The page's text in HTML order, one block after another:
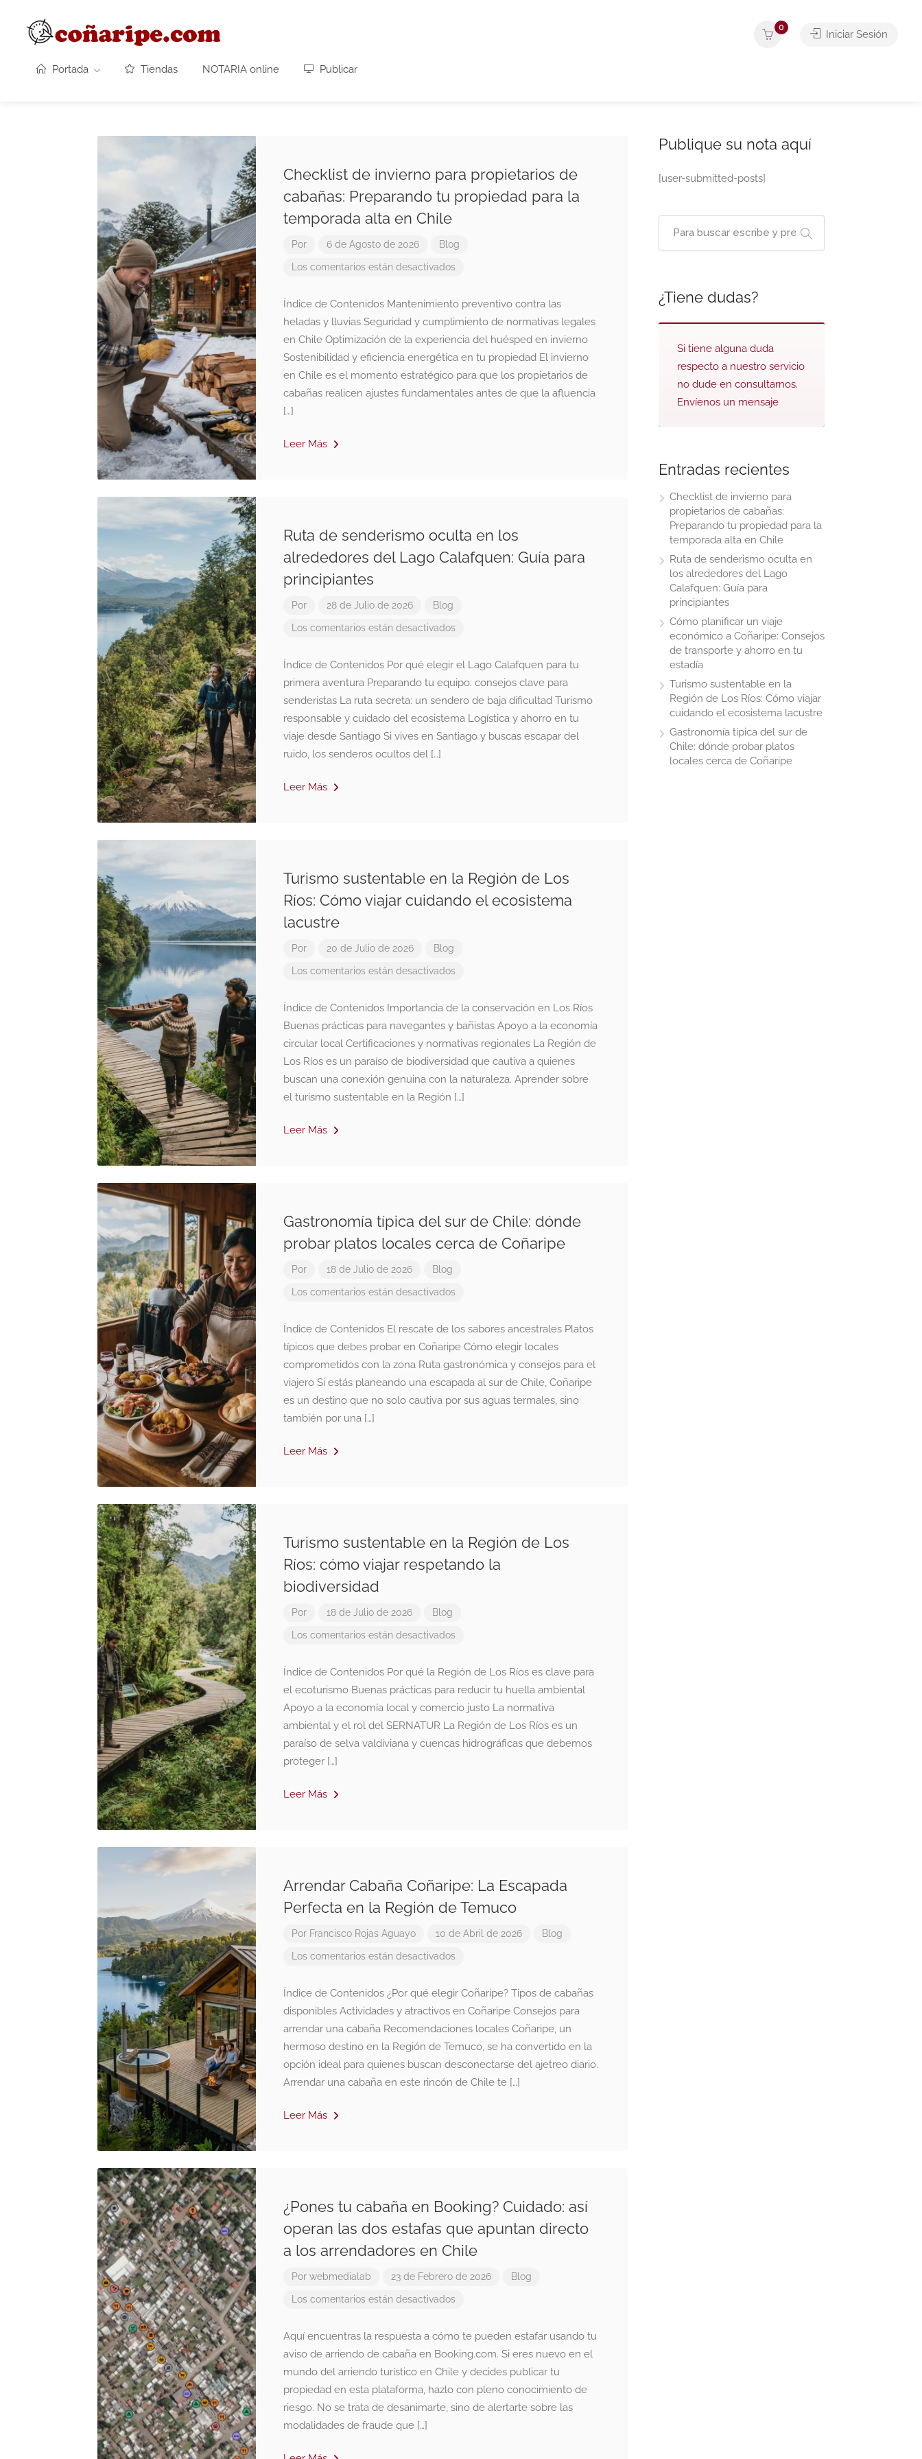
Portada Tiendas NOTARIA online Publicar
0
Iniciar Sesión
Checklist de invierno para propietarios de
cabañas: Preparando tu propiedad para la
temporada alta en Chile
Por 6 de Agosto de 2026 Blog
Los comentarios están desactivados
Índice de Contenidos Mantenimiento preventivo contra las
heladas y lluvias Seguridad y cumplimiento de normativas legales
en Chile Optimización de la experiencia del huésped en invierno
Sostenibilidad y eficiencia energética en tu propiedad El invierno
en Chile es el momento estratégico para que los propietarios de
cabañas realicen ajustes fundamentales antes de que la afluencia
[…]
Leer Más
Ruta de senderismo oculta en los
alrededores del Lago Calafquen: Guía para
principiantes
Por 28 de Julio de 2026 Blog
Los comentarios están desactivados
Índice de Contenidos Por qué elegir el Lago Calafquen para tu
primera aventura Preparando tu equipo: consejos clave para
senderistas La ruta secreta: un sendero de baja dificultad Turismo
responsable y cuidado del ecosistema Logística y ahorro en tu
viaje desde Santiago Si vives en Santiago y buscas escapar del
ruido, los senderos ocultos del […]
Leer Más
Turismo sustentable en la Región de Los
Ríos: Cómo viajar cuidando el ecosistema
lacustre
Por 20 de Julio de 2026 Blog
Los comentarios están desactivados
Índice de Contenidos Importancia de la conservación en Los Ríos
Buenas prácticas para navegantes y bañistas Apoyo a la economía
circular local Certificaciones y normativas regionales La Región de
Los Ríos es un paraíso de biodiversidad que cautiva a quienes
buscan una conexión genuina con la naturaleza. Aprender sobre
el turismo sustentable en la Región […]
Leer Más
Gastronomía típica del sur de Chile: dónde
probar platos locales cerca de Coñaripe
Por 18 de Julio de 2026 Blog
Los comentarios están desactivados
Índice de Contenidos El rescate de los sabores ancestrales Platos
típicos que debes probar en Coñaripe Cómo elegir locales
comprometidos con la zona Ruta gastronómica y consejos para el
viajero Si estás planeando una escapada al sur de Chile, Coñaripe
es un destino que no solo cautiva por sus aguas termales, sino
también por una […]
Leer Más
Turismo sustentable en la Región de Los
Ríos: cómo viajar respetando la
biodiversidad
Por 18 de Julio de 2026 Blog
Los comentarios están desactivados
Índice de Contenidos Por qué la Región de Los Ríos es clave para
el ecoturismo Buenas prácticas para reducir tu huella ambiental
Apoyo a la economía local y comercio justo La normativa
ambiental y el rol del SERNATUR La Región de Los Ríos es un
paraíso de selva valdiviana y cuencas hidrográficas que debemos
proteger […]
Leer Más
Arrendar Cabaña Coñaripe: La Escapada
Perfecta en la Región de Temuco
Por Francisco Rojas Aguayo 10 de Abril de 2026 Blog
Los comentarios están desactivados
Índice de Contenidos ¿Por qué elegir Coñaripe? Tipos de cabañas
disponibles Actividades y atractivos en Coñaripe Consejos para
arrendar una cabaña Recomendaciones locales Coñaripe, un
hermoso destino en la Región de Temuco, se ha convertido en la
opción ideal para quienes buscan desconectarse del ajetreo diario.
Arrendar una cabaña en este rincón de Chile te […]
Leer Más
¿Pones tu cabaña en Booking? Cuidado: así
operan las dos estafas que apuntan directo
a los arrendadores en Chile
Por webmedialab 23 de Febrero de 2026 Blog
Los comentarios están desactivados
Aquí encuentras la respuesta a cómo te pueden estafar usando tu
aviso de arriendo de cabaña en Booking.com. Si eres nuevo en el
mundo del arriendo turístico en Chile y decides publicar tu
propiedad en esta plataforma, hazlo con pleno conocimiento de
riesgo. No se trata de desanimarte, sino de alertarte sobre las
modalidades de fraude que […]
Publique su nota aquí
[user-submitted-posts]
¿Tiene dudas?
Si tiene alguna duda
respecto a nuestro servicio
no dude en consultarnos.
Envíenos un mensaje
Entradas recientes
Checklist de invierno para
propietarios de cabañas:
Preparando tu propiedad para la
temporada alta en Chile
Ruta de senderismo oculta en
los alrededores del Lago
Calafquen: Guía para
principiantes
Cómo planificar un viaje
económico a Coñaripe: Consejos
de transporte y ahorro en tu
estadía
Turismo sustentable en la
Región de Los Ríos: Cómo viajar
cuidando el ecosistema lacustre
Gastronomía típica del sur de
Chile: dónde probar platos
locales cerca de Coñaripe